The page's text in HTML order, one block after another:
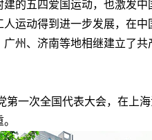
的五四爱国运动，也激发
运动得到进一步发展，在
州、济南等地相继建立了
第一次全国代表大会，在上